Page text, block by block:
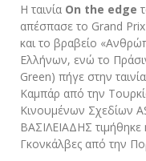
Η ταινία On the edge
απέσπασε το Grand
και το βραβείο
Ελλήνων, ενώ το
Green) πήγε στην ταινία
Καμπάρ από την
Κινουμένων Σχεδίων
ΒΑΣΙΛΕΙΑΔΗΣ τιμήθηκε
Γκονκάλβες από την